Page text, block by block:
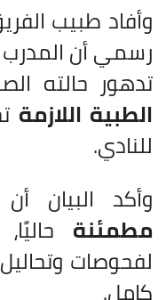
وأفاد طبيب
رسمي أن
تدهور حالته
الطبية اللازمة
للنادي.
وأكد البيان
مطمئنة
لفحوصات